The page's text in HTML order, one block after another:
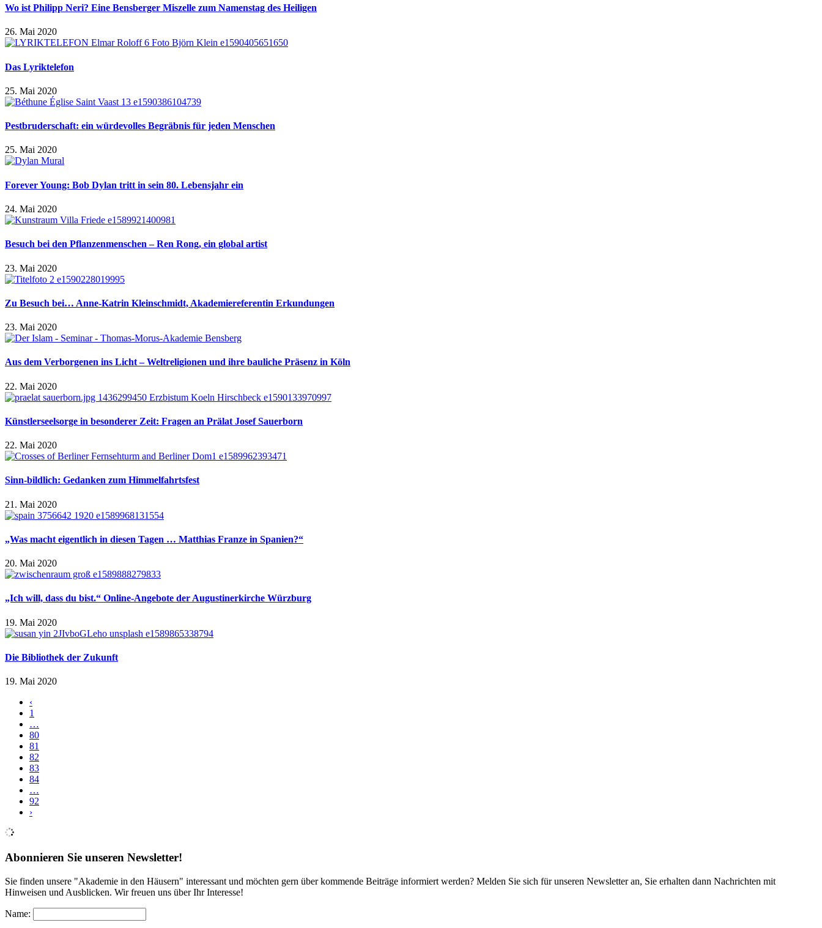
Wo ist Philipp Neri? Eine Bensberger Miszelle zum Namenstag des Heiligen
26. Mai 2020
Das Lyriktelefon
25. Mai 2020
Pestbruderschaft: ein würdevolles Begräbnis für jeden Menschen
25. Mai 2020
Forever Young: Bob Dylan tritt in sein 80. Lebensjahr ein
24. Mai 2020
Besuch bei den Pflanzenmenschen – Ren Rong, ein global artist
23. Mai 2020
Zu Besuch bei… Anne-Katrin Kleinschmidt, Akademiereferentin Erkundungen
23. Mai 2020
Aus dem Verborgenen ins Licht – Weltreligionen und ihre bauliche Präsenz in Köln
22. Mai 2020
Künstlerseelsorge in besonderer Zeit: Fragen an Prälat Josef Sauerborn
22. Mai 2020
Sinn-bildlich: Gedanken zum Himmelfahrtsfest
21. Mai 2020
„Was macht eigentlich in diesen Tagen … Matthias Franze in Spanien?“
20. Mai 2020
„Ich will, dass du bist.“ Online-Angebote der Augustinerkirche Würzburg
19. Mai 2020
Die Bibliothek der Zukunft
19. Mai 2020
‹
1
…
80
81
82
83
84
…
92
›
Abonnieren Sie unseren Newsletter!
Sie finden unsere "Akademie in den Häusern" interessant und möchten gern über kommende Beiträge informiert werden? Melden Sie sich für unseren Newsletter an, Sie erhalten dann Nachrichten mit
Hinweisen und Ausblicken. Wir freuen uns über Ihr Interesse!
Name: